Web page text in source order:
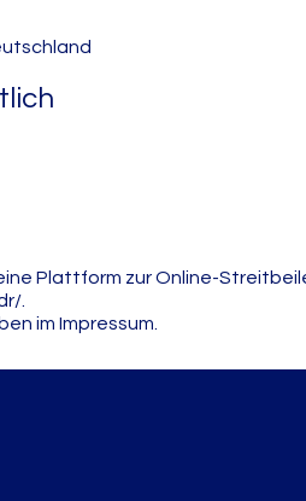
Plattform zur Online-
.
im Impressum.